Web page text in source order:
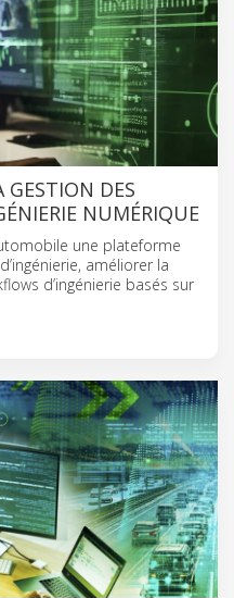
GESTION DES
NUMÉRIQUE
une plateforme
améliorer la
d’ingénierie basés sur